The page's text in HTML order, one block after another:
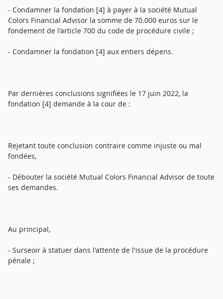
- Condamner la fondation [4] à payer à la société Mutual
Colors Financial Advisor la somme de 70.000 euros sur le
fondement de l'article 700 du code de procédure civile ;
- Condamner la fondation [4] aux entiers dépens.
Par dernières conclusions signifiées le 17 juin 2022, la
fondation [4] demande à la cour de :
Rejetant toute conclusion contraire comme injuste ou mal
fondées,
- Débouter la société Mutual Colors Financial Advisor de toute
ses demandes.
Au principal,
- Surseoir à statuer dans l'attente de l'issue de la procédure
pénale ;